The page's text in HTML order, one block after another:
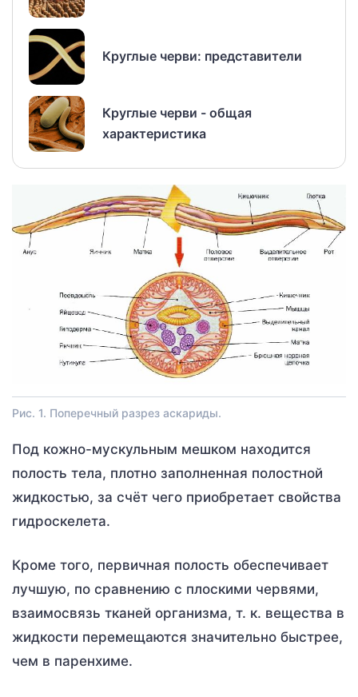
Круглые черви: представители
Круглые черви - общая
характеристика
Рис. 1. Поперечный разрез аскариды.
Под кожно-мускульным мешком находится
полость тела, плотно заполненная полостной
жидкостью, за счёт чего приобретает свойства
гидроскелета.
Кроме того, первичная полость обеспечивает
лучшую, по сравнению с плоскими червями,
взаимосвязь тканей организма, т. к. вещества в
жидкости перемещаются значительно быстрее,
чем в паренхиме.